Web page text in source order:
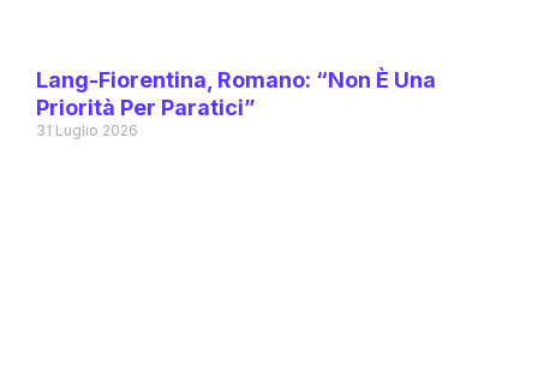
Lang-Fiorentina, Romano: “Non È Una
Priorità Per Paratici”
31 Luglio 2026